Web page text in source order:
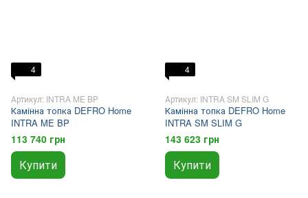
4
Артикул: INTRA ME BP
Камінна топка DEFRO Home
INTRA ME BP
113 740 грн
Купити
4
Артикул: INTRA SM SLIM G
Камінна топка DEFRO Home
INTRA SM SLIM G
143 623 грн
Купити